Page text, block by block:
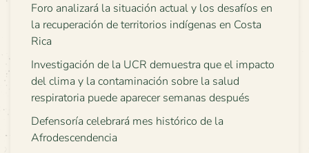
Foro analizará la situación actual y los desafíos en
la recuperación de territorios indígenas en Costa
Rica
Investigación de la UCR demuestra que el impacto
del clima y la contaminación sobre la salud
respiratoria puede aparecer semanas después
Defensoría celebrará mes histórico de la
Afrodescendencia